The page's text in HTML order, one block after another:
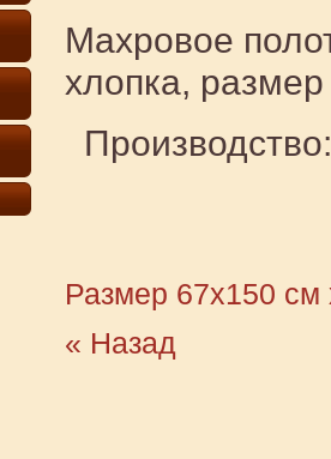
Махровое
хлопка,
Размер 67х150 см
« Назад